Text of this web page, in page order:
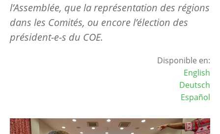
l’Assemblée, que la représentation des régions
dans les Comités, ou encore l’élection des
président-e-s du COE.
Disponible en:
English
Deutsch
Español
Image